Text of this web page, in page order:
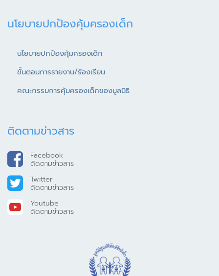
นโยบายปกป้องคุ้มครองเด็ก
นโยบายปกป้องคุ้มครองเด็ก
ขั้นตอนการรายงาน/ร้องเรียน
คณะกรรมการคุ้มครองเด็กของมูลนิธิ
ติดตามข่าวสาร
Facebook
ติดตามข่าวสาร
Twitter
ติดตามข่าวสาร
Youtube
ติดตามข่าวสาร